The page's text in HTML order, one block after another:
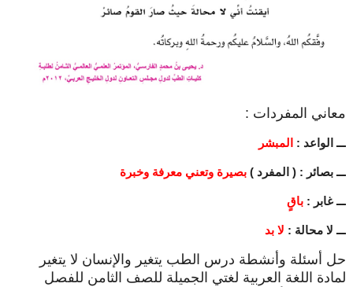
معاني المفردات :
ـــ الواعد : المبشر
ـــ بصائر : ( المفرد ) بصيرة وتعني معرفة وخبرة
ـــ غابر : باقٍ
ـــ لا محالة : لا بد
حل أسئلة وأنشطة درس الطب يتغير والإنسان لا يتغير
لمادة اللغة العربية لغتي الجميلة للصف الثامن للفصل